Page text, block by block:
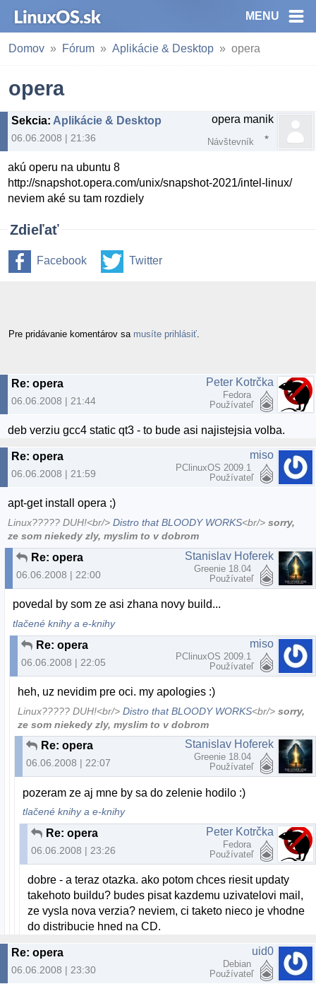
MENU
Domov Fórum Aplikácie & Desktop opera
opera
Sekcia: Aplikácie & Desktop
06.06.2008 | 21:36
opera manik
Návštevník
akú operu na ubuntu 8
http://snapshot.opera.com/unix/snapshot-2021/intel-linux/
neviem aké su tam rozdiely
Zdieľať
Facebook Twitter
Pre pridávanie komentárov sa musíte prihlásiť
Re: opera
06.06.2008 | 21:44
Peter Kotrčka
Fedora
Používateľ
deb verziu gcc4 static qt3 - to bude asi najistejsia volba.
Re: opera
06.06.2008 | 21:59
miso
PClinuxOS 2009.1
Používateľ
apt-get install opera ;)
Linux????? DUH!<br/>Distro that BLOODY WORKS<br/>sorry,
ze som niekedy zly, myslim to v dobrom
Re: opera
06.06.2008 | 22:00
Stanislav Hoferek
Greenie 18.04
Používateľ
povedal by som ze asi zhana novy build...
tlačené knihy a e-knihy
Re: opera
06.06.2008 | 22:05
miso
PClinuxOS 2009.1
Používateľ
heh, uz nevidim pre oci. my apologies :)
Linux????? DUH!<br/>Distro that BLOODY WORKS<br/>sorry,
ze som niekedy zly, myslim to v dobrom
Re: opera
06.06.2008 | 22:07
Stanislav Hoferek
Greenie 18.04
Používateľ
pozeram ze aj mne by sa do zelenie hodilo :)
tlačené knihy a e-knihy
Re: opera
06.06.2008 | 23:26
Peter Kotrčka
Fedora
Používateľ
dobre - a teraz otazka. ako potom chces riesit updaty
takehoto buildu? budes pisat kazdemu uzivatelovi mail,
ze vysla nova verzia? neviem, ci taketo nieco je vhodne
do distribucie hned na CD.
Re: opera
06.06.2008 | 23:30
uid0
Debian
Používateľ